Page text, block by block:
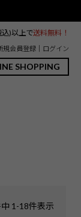
SHOPPING
)以上で送料無料！
規会員登録｜ログイン
1 -18件表示